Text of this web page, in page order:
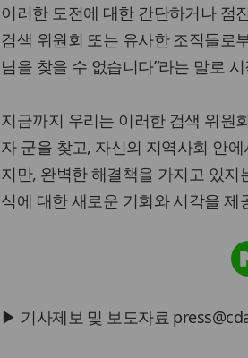
이러한 도전에 대한 간단하거나 점
검색 위원회 또는 유사한 조직들로
님을 찾을 수 없습니다”라는 말로
지금까지 우리는 이러한 검색 위원
자 군을 찾고, 자신의 지역사회 안
지만, 완벽한 해결책을 가지고 있
식에 대한 새로운 기회와 시각을 제
▶ 기사제보 및 보도자료